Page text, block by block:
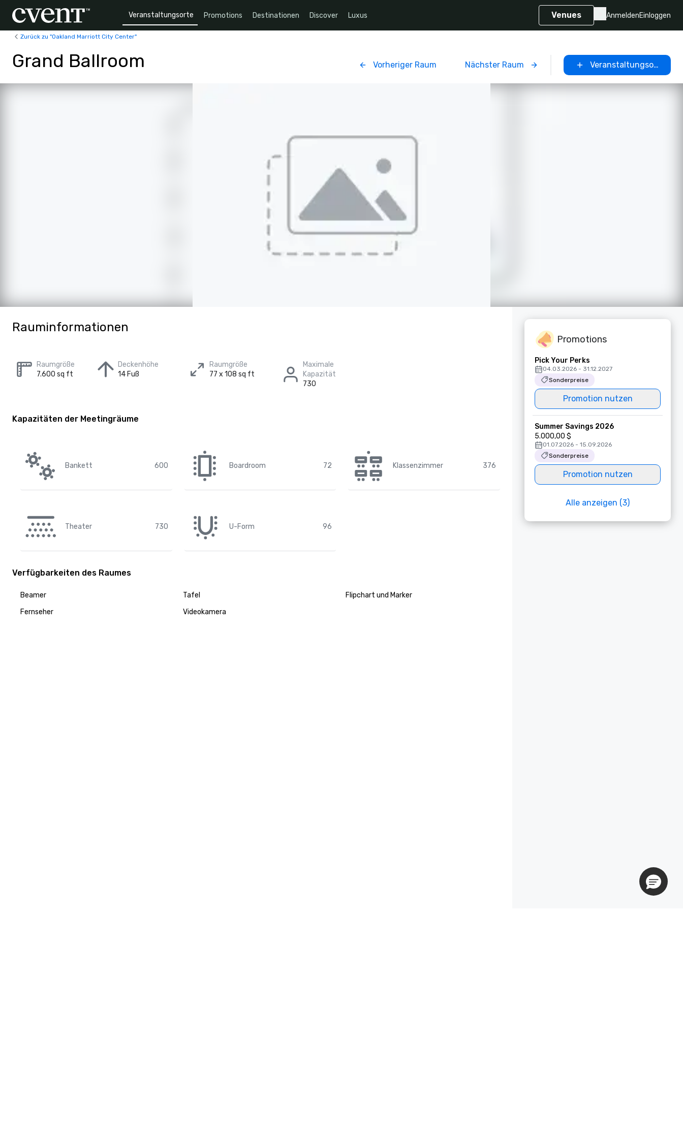
Veranstaltungsorte Promotions Destinationen Discover Luxus Venues AnmeldenEinloggen
Zurück zu "Oakland Marriott City Center"
Grand Ballroom Vorheriger Raum Nächster Raum Veranstaltungsort
Rauminformationen
Raumgröße
7.600 sq ft
Deckenhöhe
14 Fuß
Raumgröße
77 x 108 sq ft
Maximale
Kapazität
730
Kapazitäten der Meetingräume
Bankett 600 Boardroom 72 Klassenzimmer 376
Theater 730 U-Form 96
Verfügbarkeiten des Raumes
Beamer Tafel
Flipchart und Marker
Fernseher
Videokamera
Promotions
Pick Your Perks
04.03.2026 - 31.12.2027
Sonderpreise
Promotion nutzen
Summer Savings 2026
5.000,00 $
01.07.2026 - 15.09.2026
Sonderpreise
Promotion nutzen
Alle anzeigen (3)